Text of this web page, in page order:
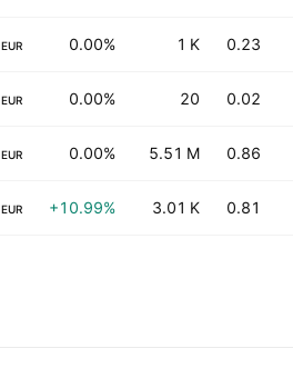
EUR 0.00% 1 K 0.23
EUR 0.00% 20 0.02
EUR 0.00% 5.51 M 0.86
EUR +10.99% 3.01 K 0.81